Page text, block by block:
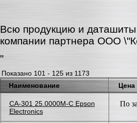
Всю продукцию и
компании партнера ООО
"
Показано 101 - 125 из 1173
Наименование
Цена
CA-301 25.0000M-C Epson
Electronics
По